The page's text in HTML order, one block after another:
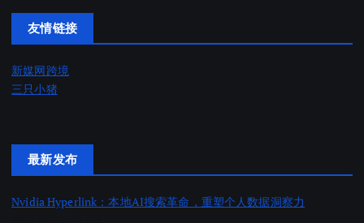
友情链接
新媒网跨境
三只小猪
最新发布
Nvidia Hyperlink：本地AI搜索革命，重塑个人数据洞察力